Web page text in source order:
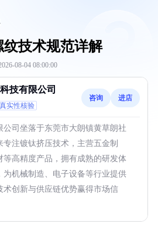
技术规范详解
08-04 08:00:00
技有限公司
实性核验
咨询 进店
公司坐落于东莞市大朗镇黄草朗社
专注镀钛挤压技术，主营五金制
等高精度产品，拥有成熟的研发体
为机械制造、电子设备等行业提供
术创新与供应链优势赢得市场信